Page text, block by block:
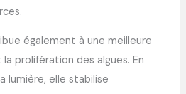
également à une meilleure
prolifération des algues. En
lumière, elle stabilise